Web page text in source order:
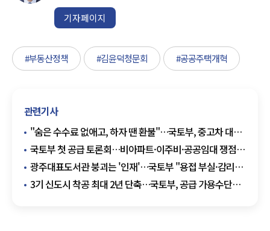
기자페이지
#부동산정책 #김윤덕청문회 #공공주택개혁
관련기사
"숨은 수수료 없애고, 하자 땐 환불"…국토부, 중고차 대책
발표
국토부 첫 공급 토론회…비아파트·이주비·공공임대 쟁점
부상
광주대표도서관 붕괴는 '인재'…국토부 "용접 부실·감리
소홀 확인"
3기 신도시 착공 최대 2년 단축…국토부, 공급 가용수단